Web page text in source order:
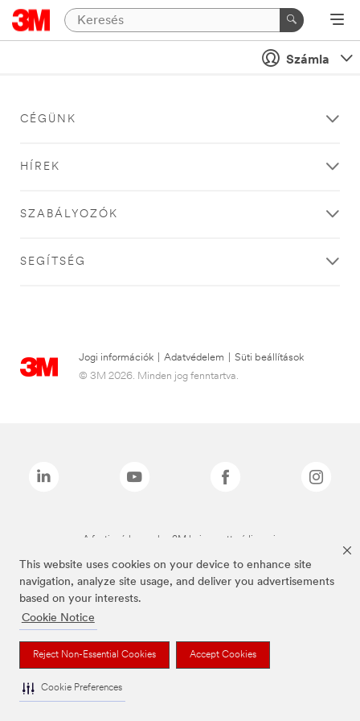
This website uses cookies on your device to enhance site
navigation, analyze site usage, and deliver you advertisements
based on your interests.
Cookie Notice
Reject Non-Essential Cookies Accept Cookies
Cookie Preferences
Számla
CÉGÜNK
HÍREK
SZABÁLYOZÓK
SEGÍTSÉG
Jogi információk Adatvédelem
Süti beállítások
© 3M 2026. Minden jog fenntartva.
A fenti márkanevek a 3M bejegyzett védjegyei.